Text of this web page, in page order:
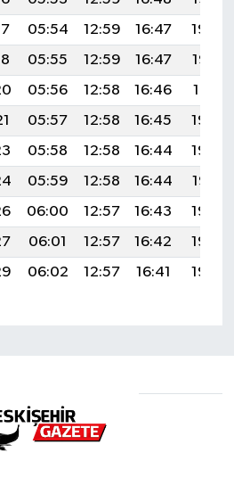
05:54 12:59 16:47
19:54
05:55 12:59 16:47
19:52
05:56 12:58 16:46
19:51
05:57 12:58 16:45
19:50
05:58 12:58 16:44
19:48
05:59 12:58 16:44
19:47
06:00 12:57 16:43
19:45
06:01 12:57 16:42
19:43
06:02 12:57 16:41 19:42